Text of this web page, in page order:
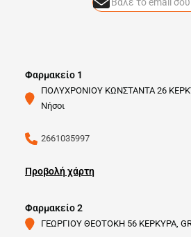
Φαρμακείο 1
ΠΟΛΥΧΡΟΝΙΟΥ ΚΩΝΣΤΑΝΤΑ 26
Νήσοι
2661035997
Προβολή χάρτη
Φαρμακείο 2
ΓΕΩΡΓΙΟΥ ΘΕΟΤΟΚΗ 56 ΚΕΡΚΥΡΑ, GR